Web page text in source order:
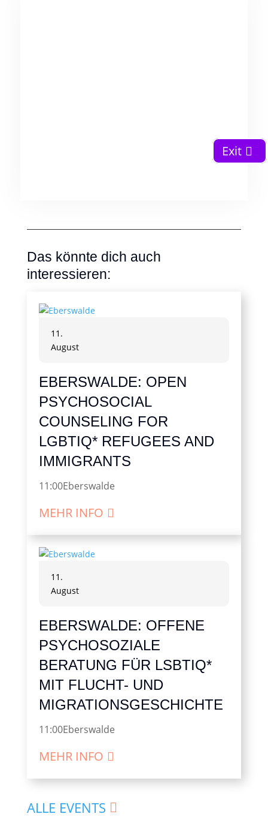
Das könnte dich auch
interessieren:
11.
August
EBERSWALDE: OPEN
PSYCHOSOCIAL
COUNSELING FOR
LGBTIQ* REFUGEES AND
IMMIGRANTS
11:00Eberswalde
MEHR INFO
11.
August
EBERSWALDE: OFFENE
PSYCHOSOZIALE
BERATUNG FÜR LSBTIQ*
MIT FLUCHT- UND
MIGRATIONSGESCHICHTE
11:00Eberswalde
MEHR INFO
ALLE EVENTS
Exit